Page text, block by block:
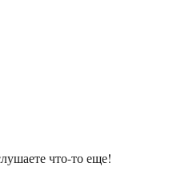
что-то еще!